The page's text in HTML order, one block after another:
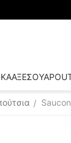
ΑΞΕΣΟΥΑΡ
/